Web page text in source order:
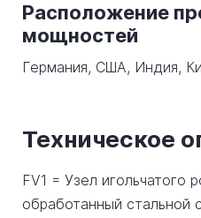
Расположение
мощностей
Германия, США, Индия,
Техническое
FV1 = Узел игольчатого
обработанный стальной